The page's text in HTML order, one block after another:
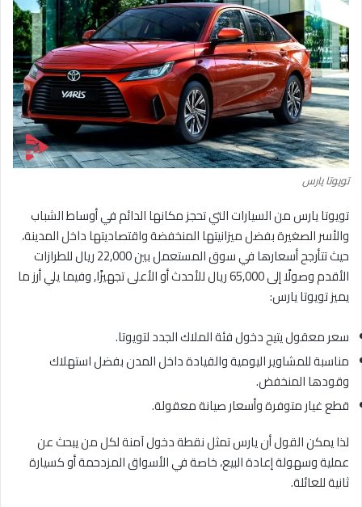
تويوتا يارس
تويوتا يارس من السيارات التي تحجز مكانها الدائم في أوساط الشباب
والأسر الصغيرة بفضل ميزانيتها المنخفضة واقتصاديتها داخل المدينة،
حيث تتأرجح أسعارها في سوق المستعمل بين 22,000 ريال للطرازات
الأقدم وصولًا إلى 65,000 ريال للأحدث أو الأعلى تجهيزًا, وفيما يلي أرز ما
يميز تويوتا يارس:
سعر معقول يتيح دخول فئة الملاك الجدد لتويوتا.
مناسبة للمشاوير اليومية والقيادة داخل المدن بفضل استهلاك
وقودها المنخفض.
قطع غيار متوفرة وأسعار صيانة معقولة.
لذا يمكن القول أن يارس تمثل نقطة دخول آمنة لكل من يبحث عن
عملية وسهولة إعادة البيع، خاصة في الأسواق المزدحمة أو كسيارة
ثانية للعائلة.